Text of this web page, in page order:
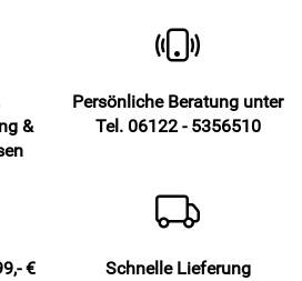
PATSKIN 105 von Patrick auf
und verzichte auf
Bügle nicht und meide den
und die Passform erhalten
erlebe mit dem Thermoshirt lang
ein trockenes, bewegliches
&
Persönliche Beratung unter
Tel. 06122 - 5356510
€
Schnelle Lieferung